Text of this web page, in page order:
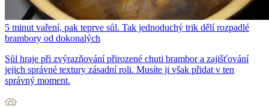
5 minut vaření, pak teprve sůl. Tak jednoduchý trik dělí rozpadlé
brambory od dokonalých
Sůl hraje při zvýrazňování přirozené chuti brambor a zajišťování
jejich správné textury zásadní roli. Musíte ji však přidat v ten
správný moment.